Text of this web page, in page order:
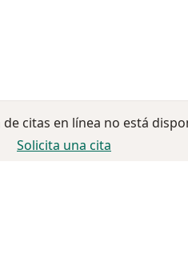
de citas en línea no está
Solicita una cita